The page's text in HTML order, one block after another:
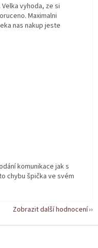
vyhoda, ze si
Maximalni
nas nakup jeste
5 hvězdiček.
5 hvězdiček.
komunikace jak s
chybu špička ve svém
Zobrazit další hodnocení